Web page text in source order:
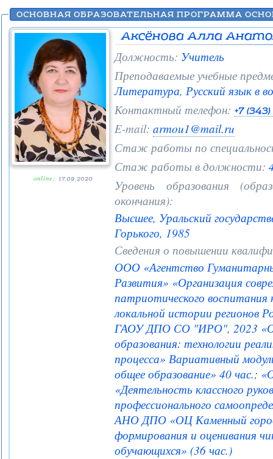
online: 17.09.2020
Аксёнова Алла
Должность: Учитель
Преподаваемые учебные
Литература, Русский язык в
Контактный телефон: +7
E-mail: armou1@mail.ru
Стаж работы по
Стаж работы в должности:
Уровень образования
окончания):
Высшее, Уральский
Горького, 1985
Сведения о повышении
ООО «Агентство
Развития» «Организация
патриотического воспитания
локальной истории регионов
ГАОУ ДПО СО "ИРО", 2023
образования: технологии
процесса» Вариативный
общее образование» 40 час.;
«Деятельность классного
профессионального
АНО ДПО «ОЦ Каменный
формирования и оценивания
обучающихся» (36 час.)